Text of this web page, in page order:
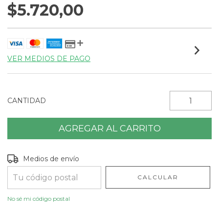
$5.720,00
VER MEDIOS DE PAGO
CANTIDAD
Entregas para el CP:
Medios de envío
CALCULAR
No sé mi código postal